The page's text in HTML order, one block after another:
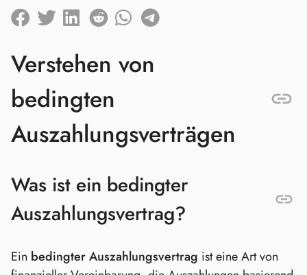
Verstehen von
bedingten
Auszahlungsverträgen
Was ist ein bedingter
Auszahlungsvertrag?
Ein bedingter Auszahlungsvertrag ist eine Art von